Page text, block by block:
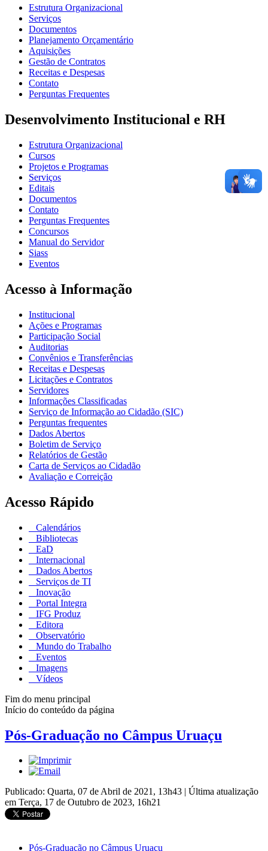
Estrutura Organizacional
Serviços
Documentos
Planejamento Orçamentário
Aquisições
Gestão de Contratos
Receitas e Despesas
Contato
Perguntas Frequentes
Desenvolvimento Institucional e RH
Estrutura Organizacional
Cursos
Projetos e Programas
Serviços
Editais
Documentos
Contato
Perguntas Frequentes
Concursos
Manual do Servidor
Siass
Eventos
Acesso à Informação
Institucional
Ações e Programas
Participação Social
Auditorias
Convênios e Transferências
Receitas e Despesas
Licitações e Contratos
Servidores
Informações Classificadas
Serviço de Informação ao Cidadão (SIC)
Perguntas frequentes
Dados Abertos
Boletim de Serviço
Relatórios de Gestão
Carta de Serviços ao Cidadão
Avaliação e Correição
Acesso Rápido
Calendários
Bibliotecas
EaD
Internacional
Dados Abertos
Serviços de TI
Inovação
Portal Integra
IFG Produz
Editora
Observatório
Mundo do Trabalho
Eventos
Imagens
Vídeos
Fim do menu principal
Início do conteúdo da página
Pós-Graduação no Câmpus Uruaçu
Publicado: Quarta, 07 de Abril de 2021, 13h43 | Última atualização
em Terça, 17 de Outubro de 2023, 16h21
Pós-Graduação no Câmpus Uruaçu